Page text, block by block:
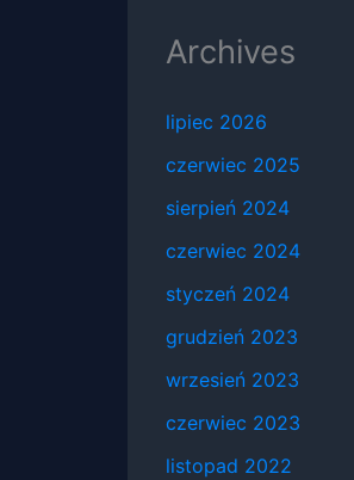
Archives
lipiec 2026
czerwiec 2025
sierpień 2024
czerwiec 2024
styczeń 2024
grudzień 2023
wrzesień 2023
czerwiec 2023
listopad 2022